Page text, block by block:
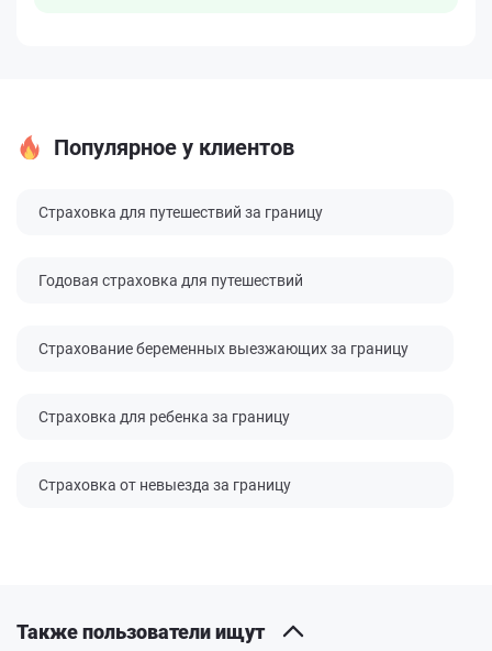
Популярное у клиентов
Страховка для путешествий за границу
Годовая страховка для путешествий
Страхование беременных выезжающих за границу
Страховка для ребенка за границу
Страховка от невыезда за границу
Также пользователи ищут